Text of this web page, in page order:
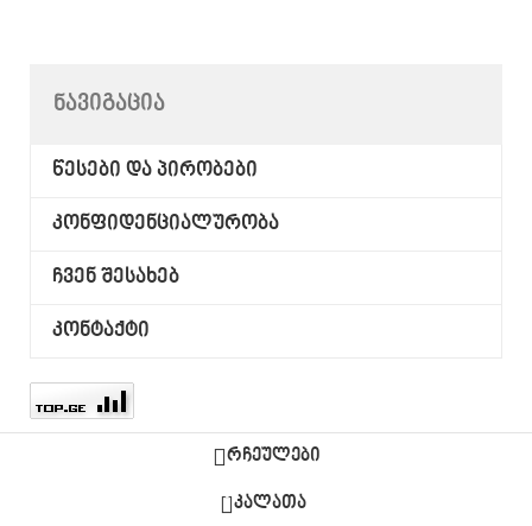
ᲜᲐᲕᲘᲒᲐᲪᲘᲐ
წესები და პირობები
კონფიდენციალურობა
ჩვენ შესახებ
კონტაქტი
რჩეულები
0 კალათა